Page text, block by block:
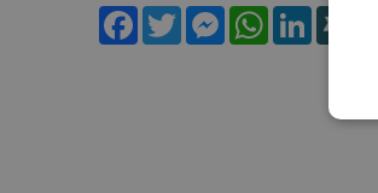
Facebook
TwitterMessenger
WhatsAppLinkedIn